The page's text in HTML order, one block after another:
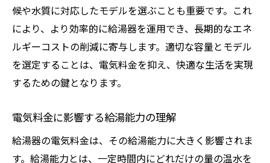
候や水質に対応したモデルを選ぶことも重要です。これ
により、より効率的に給湯器を運用でき、長期的なエネ
ルギーコストの削減に寄与します。適切な容量とモデル
を選定することは、電気料金を抑え、快適な生活を実現
するための鍵となります。
電気料金に影響する給湯能力の理解
給湯器の電気料金は、その給湯能力に大きく影響されま
す。給湯能力とは、一定時間内にどれだけの量の温水を